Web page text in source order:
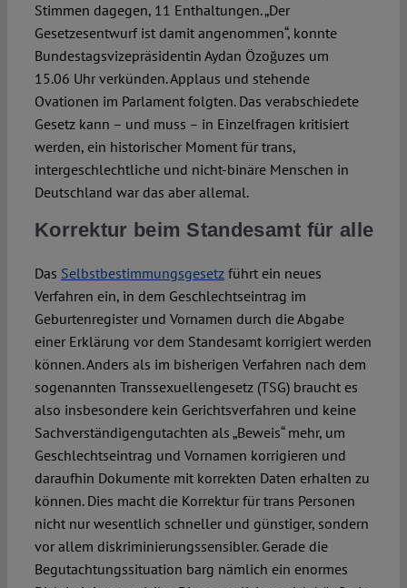
Stimmen dagegen, 11 Enthaltungen. „Der
Gesetzesentwurf ist damit angenommen“, konnte
Bundestagsvizepräsidentin Aydan Özoğuzes um
15.06 Uhr verkünden. Applaus und stehende
Ovationen im Parlament folgten. Das verabschiedete
Gesetz kann – und muss – in Einzelfragen kritisiert
werden, ein historischer Moment für trans,
intergeschlechtliche und nicht-binäre Menschen in
Deutschland war das aber allemal.
Korrektur beim Standesamt für alle
Das Selbstbestimmungsgesetzführt ein neues
Verfahren ein, in dem Geschlechtseintrag im
Geburtenregister und Vornamen durch die Abgabe
einer Erklärung vor dem Standesamt korrigiert werden
können. Anders als im bisherigen Verfahren nach dem
sogenannten Transsexuellengesetz (TSG) braucht es
also insbesondere kein Gerichtsverfahren und keine
Sachverständigengutachten als „Beweis“ mehr, um
Geschlechtseintrag und Vornamen korrigieren und
daraufhin Dokumente mit korrekten Daten erhalten zu
können. Dies macht die Korrektur für trans Personen
nicht nur wesentlich schneller und günstiger, sondern
vor allem diskriminierungssensibler. Gerade die
Begutachtungssituation barg nämlich ein enormes